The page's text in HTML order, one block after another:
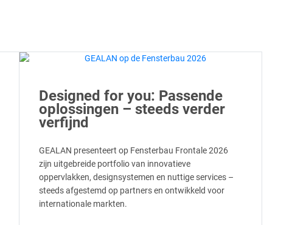
Designed for you: Passende
oplossingen – steeds verder
verfijnd
GEALAN presenteert op Fensterbau Frontale 2026
zijn uitgebreide portfolio van innovatieve
oppervlakken, designsystemen en nuttige services –
steeds afgestemd op partners en ontwikkeld voor
internationale markten.